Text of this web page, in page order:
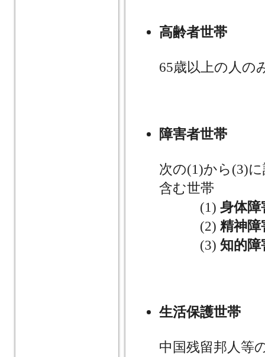
高齢者世帯
65歳以上の人の
障害者世帯
次の(1)から(3)
含む世帯
(1) 身体障
(2) 精神障
(3) 知的障
生活保護世帯
中国残留邦人等